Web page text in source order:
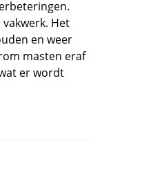
Het
en weer
masten eraf
er wordt